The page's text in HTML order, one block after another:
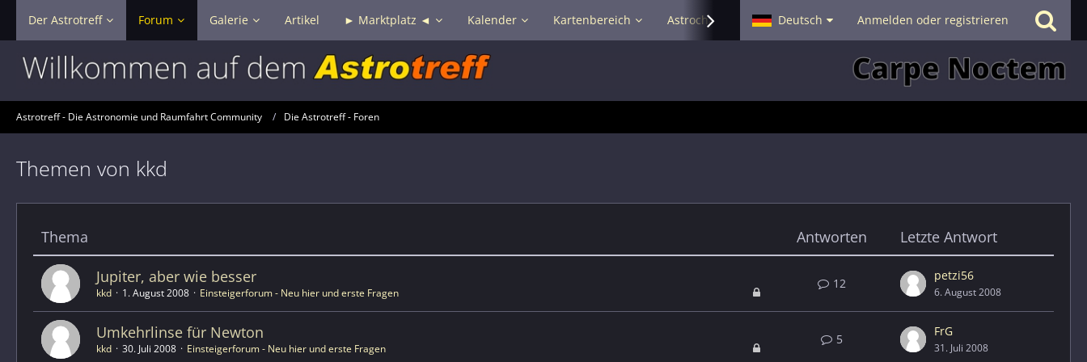
Der Astrotreff Forum Galerie Artikel ► Marktplatz ◄ Kalender Kartenbereich Astrochat - Smalltalk Hilfe
Deutsch Anmelden oder registrieren
Astrotreff - Die Astronomie und Raumfahrt Community Die Astrotreff - Foren
Themen von kkd
Thema Antworten Letzte Antwort
Jupiter, aber wie besser
kkd 1. August 2008 Einsteigerforum - Neu hier und erste Fragen
12
petzi56
6. August 2008
Umkehrlinse für Newton
kkd 30. Juli 2008 Einsteigerforum - Neu hier und erste Fragen
5
FrG
31. Juli 2008